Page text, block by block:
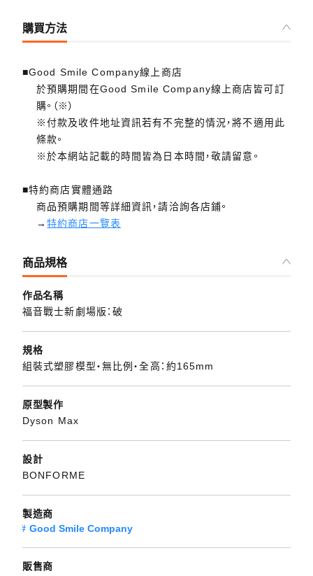
購買方法
■Good Smile Company線上商店
於預購期間在Good Smile Company線上商店皆可訂
購。（※）
※付款及收件地址資訊若有不完整的情況，將不適用此
條款。
※於本網站記載的時間皆為日本時間，敬請留意。
■特約商店實體通路
商品預購期間等詳細資訊，請洽詢各店鋪。
→特約商店一覽表
商品規格
作品名稱
福音戰士新劇場版：破
規格
組裝式塑膠模型・無比例・全高：約165mm
原型製作
Dyson Max
設計
BONFORME
製造商
Good Smile Company
販售商